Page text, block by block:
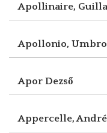
Apollinaire,
Apollonio, Umbro
Apor Dezső
Appercelle,